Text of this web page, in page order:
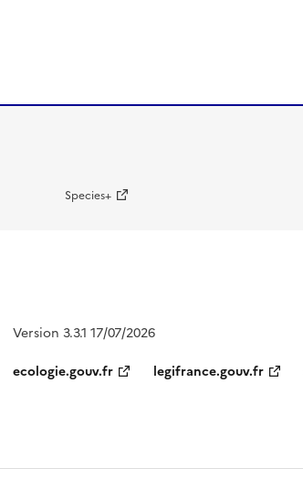
Species+
Version 3.3.1 17/07/2026
ecologie.gouv.fr
legifrance.gouv.fr